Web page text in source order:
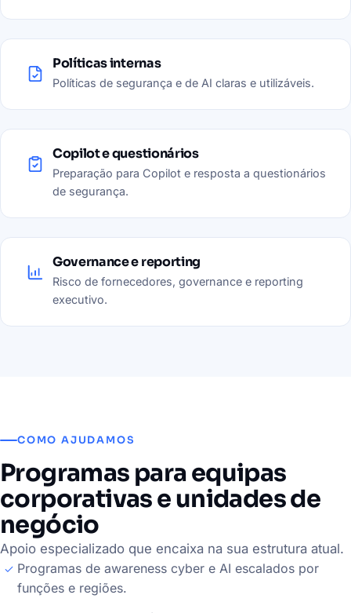
Políticas internas
Políticas de segurança e de AI claras e utilizáveis.
Copilot e questionários
Preparação para Copilot e resposta a questionários
de segurança.
Governance e reporting
Risco de fornecedores, governance e reporting
executivo.
COMO AJUDAMOS
Programas para equipas
corporativas e unidades de
negócio
Apoio especializado que encaixa na sua estrutura atual.
Programas de awareness cyber e AI escalados por
funções e regiões.